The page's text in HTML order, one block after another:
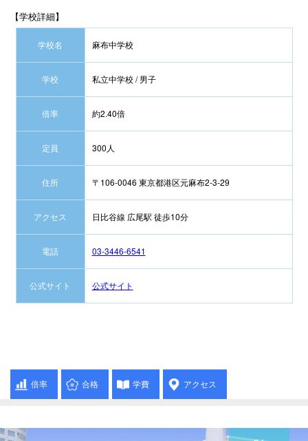
【学校詳細】
学校名 麻布中学校
学校 私立中学校 / 男子
倍率 約2.40倍
定員 300人
住所 〒106-0046 東京都港区元麻布2-3-29
アクセス 日比谷線 広尾駅 徒歩10分
電話 03-3446-6541
公式サイト 公式サイト
倍率 合格 学費 アクセス